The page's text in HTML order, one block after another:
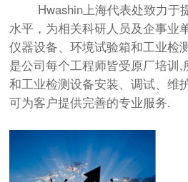
Hwashin上海代表处致力于
水平，为相关科研人员及企事业
仪器设备、环境试验箱和工业检
是公司每个工程师皆受原厂培训
和工业检测设备安装、调试、维
可为客户提供完善的专业服务.